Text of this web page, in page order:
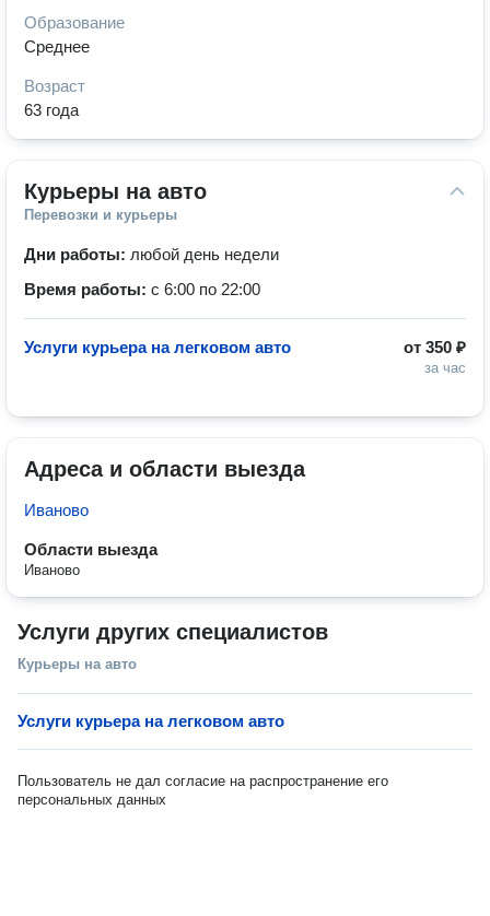
Образование
Среднее
Возраст
63 года
Курьеры на авто
Перевозки и курьеры
Дни работы: любой день недели
Время работы: с 6:00 по 22:00
от 350 ₽
за час
Услуги курьера на легковом авто
Адреса и области выезда
Иваново
Области выезда
Иваново
Услуги других специалистов
Курьеры на авто
Услуги курьера на легковом авто
Пользователь не дал согласие на распространение его
персональных данных